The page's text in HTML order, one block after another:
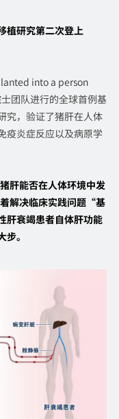
植研究第二次登上
into a person
团队进行的全球首例基
究，验证了猪肝在人体
疫炎症反应以及病原学
肝能否在人体环境中发
解决临床实践问题“基
肝衰竭患者自体肝功能
。